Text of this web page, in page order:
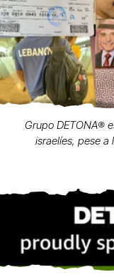
Grupo DETONA®️
israelíes, pese a